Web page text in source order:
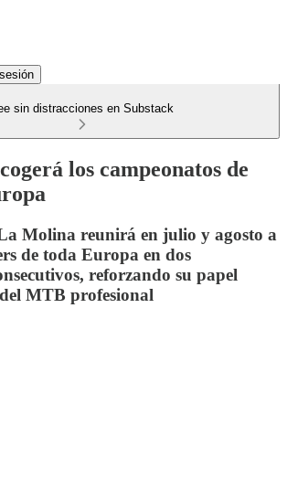
sin distracciones en Substack
los campeonatos de
Molina reunirá en julio y agosto a
de toda Europa en dos
reforzando su papel
MTB profesional